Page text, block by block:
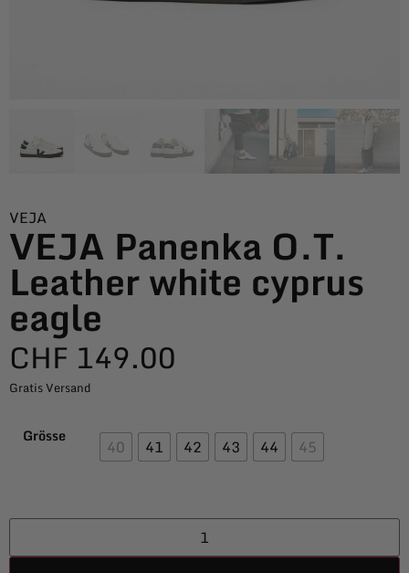
VEJA
VEJA Panenka O.T.
Leather white cyprus
eagle
CHF 149.00
Gratis Versand
Grösse 40 41 42 43 44 45